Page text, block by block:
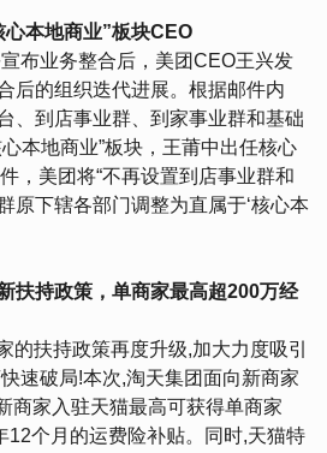
本地商业”板块CEO
布业务整合后，美团CEO王兴发
后的组织迭代进展。根据邮件内
、到店事业群、到家事业群和基础
本地商业”板块，王莆中出任核心
，美团将“不再设置到店事业群和
原下辖各部门调整为直属于‘核心本
扶持政策，单商家最高超200万经
的扶持政策再度升级,加大力度吸引
速破局!本次,淘天集团面向新商家
商家入驻天猫最高可获得单商家
12个月的运费险补贴。同时,天猫特